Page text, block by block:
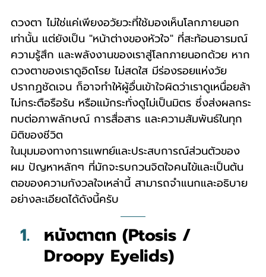
ดวงตา ไม่ใช่แค่เพียงอวัยวะที่ใช้มองเห็นโลกภายนอก
เท่านั้น แต่ยังเป็น "หน้าต่างของหัวใจ" ที่สะท้อนอารมณ์
ความรู้สึก และพลังงานของเราสู่โลกภายนอกด้วย หาก
ดวงตาของเราดูอิดโรย ไม่สดใส มีร่องรอยแห่งวัย
ปรากฏชัดเจน ก็อาจทำให้ผู้อื่นเข้าใจผิดว่าเราดูเหนื่อยล้า
ไม่กระตือรือร้น หรือแม้กระทั่งดูไม่เป็นมิตร ซึ่งส่งผลกระ
ทบต่อภาพลักษณ์ การสื่อสาร และความสัมพันธ์ในทุก
มิติของชีวิต
ในมุมมองทางการแพทย์และประสบการณ์ส่วนตัวของ
ผม ปัญหาหลักๆ ที่มักจะรบกวนจิตใจคนไข้และเป็นต้น
ตอของความกังวลใจเหล่านี้ สามารถจำแนกและอธิบาย
อย่างละเอียดได้ดังนี้ครับ
หนังตาตก (Ptosis /
Droopy Eyelids)